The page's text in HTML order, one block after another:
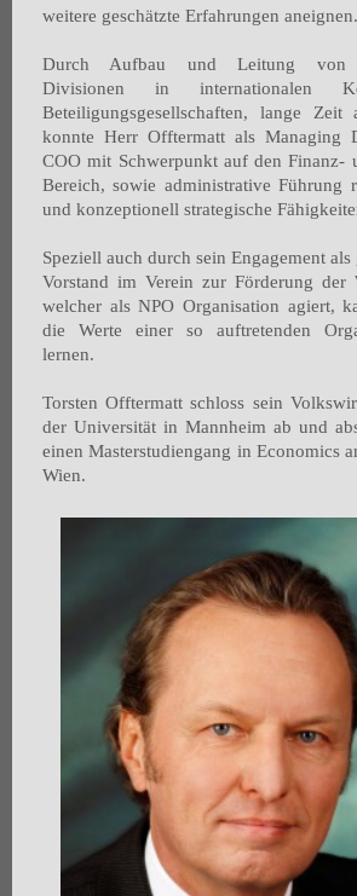
weitere geschätzte Erfahrungen aneignen.
Durch Aufbau und Leitung von
Divisionen in internationalen
Beteiligungsgesellschaften, lange
konnte Herr Offtermatt als Managing
COO mit Schwerpunkt auf den Finanz-
Bereich, sowie administrative Führung
und konzeptionell strategische
Speziell auch durch sein Engagement
Vorstand im Verein zur Förderung der
welcher als NPO Organisation agiert,
die Werte einer so auftretenden
lernen.
Torsten Offtermatt schloss sein
der Universität in Mannheim ab und
einen Masterstudiengang in Economics
Wien.